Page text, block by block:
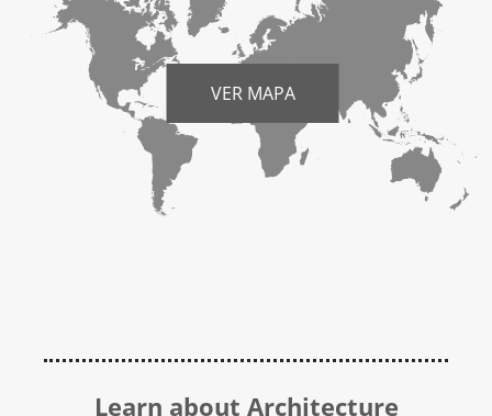
VER MAPA
Learn about Architecture